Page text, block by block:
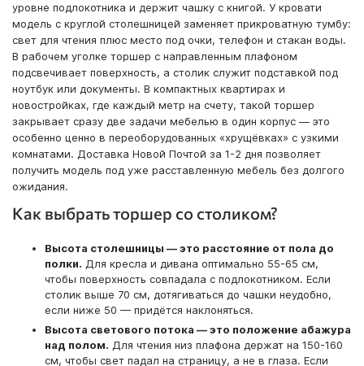
уровне подлокотника и держит чашку с книгой. У кровати
модель с круглой столешницей заменяет прикроватную тумбу:
свет для чтения плюс место под очки, телефон и стакан воды.
В рабочем уголке торшер с направленным плафоном
подсвечивает поверхность, а столик служит подставкой под
ноутбук или документы. В компактных квартирах и
новостройках, где каждый метр на счету, такой торшер
закрывает сразу две задачи мебелью в один корпус — это
особенно ценно в переоборудованных «хрущёвках» с узкими
комнатами. Доставка Новой Почтой за 1-2 дня позволяет
получить модель под уже расставленную мебель без долгого
ожидания.
Как выбрать торшер со столиком?
Высота столешницы — это расстояние от пола до
полки. Для кресла и дивана оптимально 55-65 см,
чтобы поверхность совпадала с подлокотником. Если
столик выше 70 см, дотягиваться до чашки неудобно,
если ниже 50 — придётся наклоняться.
Высота светового потока — это положение абажура
над полом. Для чтения низ плафона держат на 150-160
см, чтобы свет падал на страницу, а не в глаза. Если